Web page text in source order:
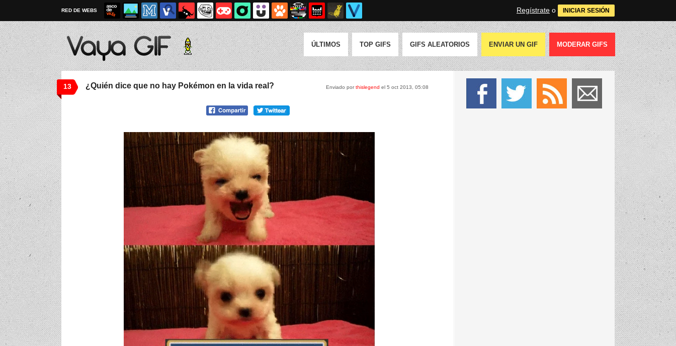
RED DE WEBS Regístrate o INICIAR SESIÓN
ÚLTIMOS TOP GIFS GIFS ALEATORIOS ENVIAR UN GIF MODERAR GIFS
13 Enviado porthislegend el 5 oct 2013, 05:08
¿Quién dice que no hay Pokémon en la vida real?